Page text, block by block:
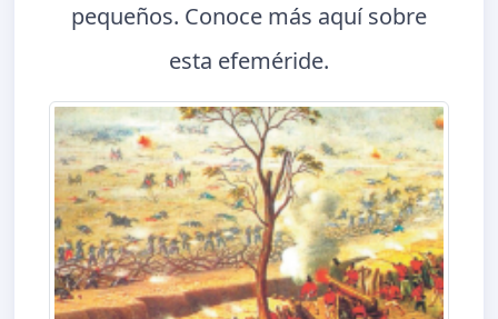
pequeños. Conoce más aquí sobre
esta efeméride.